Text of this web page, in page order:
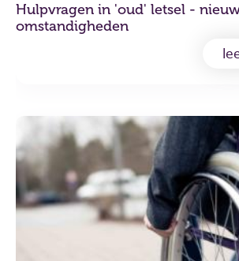
Hulpvragen in 'oud' letsel -
omstandigheden